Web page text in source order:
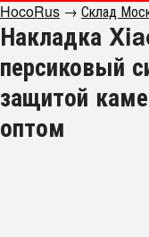
HocoRus → Склад
Накладка
персиковый
защитой
оптом